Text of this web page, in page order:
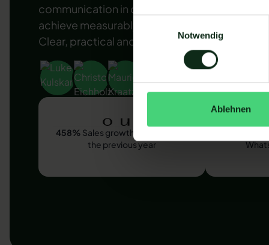
Notwendig
Ablehnen
communication in compliance with GDPR,
achieve measurably more revenue and
Clear, practical and tailored to your company.
458% Sales growth compared to
the previous year